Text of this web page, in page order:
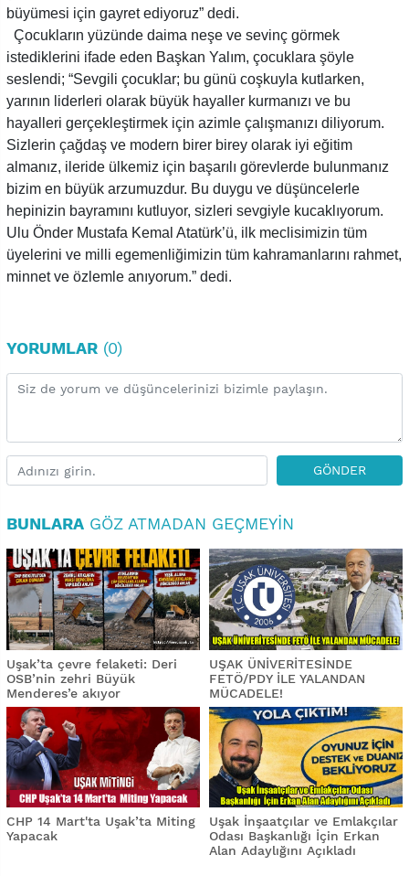
büyümesi için gayret ediyoruz” dedi.
Çocukların yüzünde daima neşe ve sevinç görmek
istediklerini ifade eden Başkan Yalım, çocuklara şöyle
seslendi; “Sevgili çocuklar; bu günü coşkuyla kutlarken,
yarının liderleri olarak büyük hayaller kurmanızı ve bu
hayalleri gerçekleştirmek için azimle çalışmanızı diliyorum.
Sizlerin çağdaş ve modern birer birey olarak iyi eğitim
almanız, ileride ülkemiz için başarılı görevlerde bulunmanız
bizim en büyük arzumuzdur. Bu duygu ve düşüncelerle
hepinizin bayramını kutluyor, sizleri sevgiyle kucaklıyorum.
Ulu Önder Mustafa Kemal Atatürk’ü, ilk meclisimizin tüm
üyelerini ve milli egemenliğimizin tüm kahramanlarını rahmet,
minnet ve özlemle anıyorum.” dedi.
YORUMLAR (0)
GÖNDER
BUNLARA GÖZ ATMADAN GEÇMEYIN
Uşak’ta çevre felaketi: Deri
OSB’nin zehri Büyük
Menderes’e akıyor
UŞAK ÜNİVERİTESİNDE
FETÖ/PDY İLE YALANDAN
MÜCADELE!
CHP 14 Mart'ta Uşak’ta Miting
Yapacak
Uşak İnşaatçılar ve Emlakçılar
Odası Başkanlığı İçin Erkan
Alan Adaylığını Açıkladı